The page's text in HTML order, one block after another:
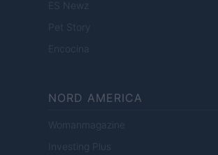
ES Newz
Pet Story
Encocina
NORD AMERICA
Womanmagazine
Investing Plus